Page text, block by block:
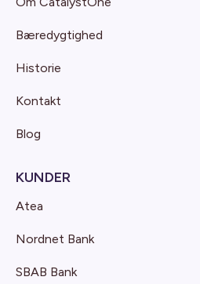
Bæredygtighed
Historie
Kontakt
Blog
KUNDER
Atea
Nordnet Bank
SBAB Bank